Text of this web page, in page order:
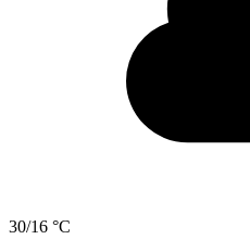
30/16 °C